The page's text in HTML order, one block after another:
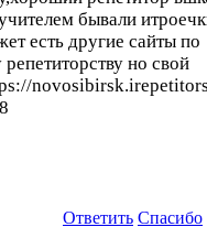
бывали
есть другие сайты по
но свой
Ответить Спасибо